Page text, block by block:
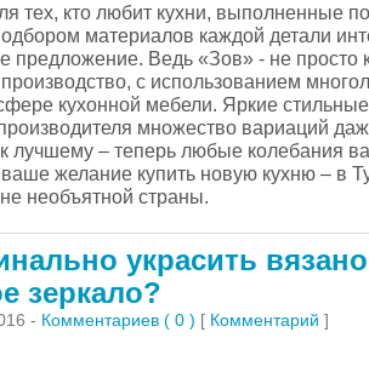
тех, кто любит кухни, выполненные
материалов каждой детали
предложение. Ведь «Зов» - не просто
с использованием
кухонной мебели. Яркие
множество вариаций
лучшему – теперь любые колебания
желание купить новую кухню – в
необъятной страны.
украсить
зеркало?
- Комментариев ( 0 ) [ Комментарий ]